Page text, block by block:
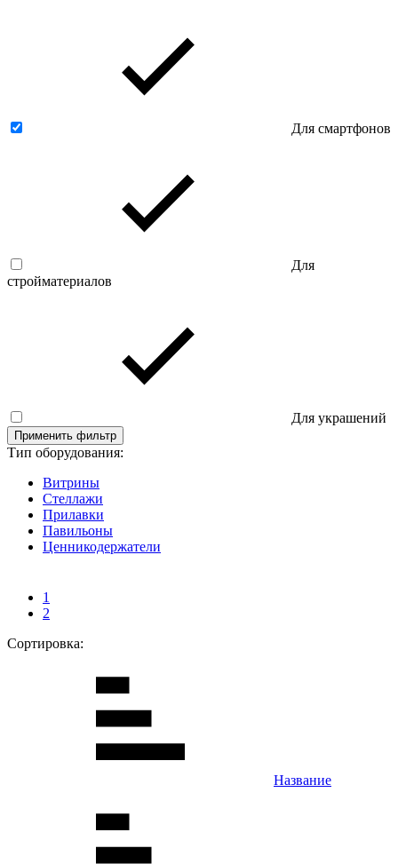
Для смартфонов
Для
стройматериалов
Для украшений
Применить фильтр
Тип оборудования:
Витрины
Стеллажи
Прилавки
Павильоны
Ценникодержатели
1
2
Сортировка:
Название